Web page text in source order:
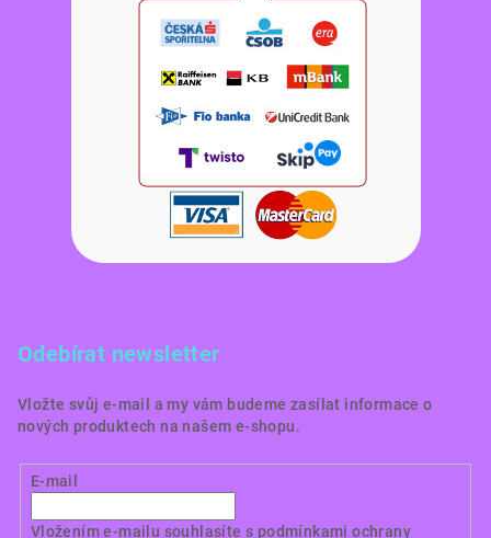
Odebírat newsletter
Vložte svůj e-mail a my vám budeme zasílat informace o
nových produktech na našem e-shopu.
E-mail
Vložením e-mailu souhlasíte s podmínkami ochrany